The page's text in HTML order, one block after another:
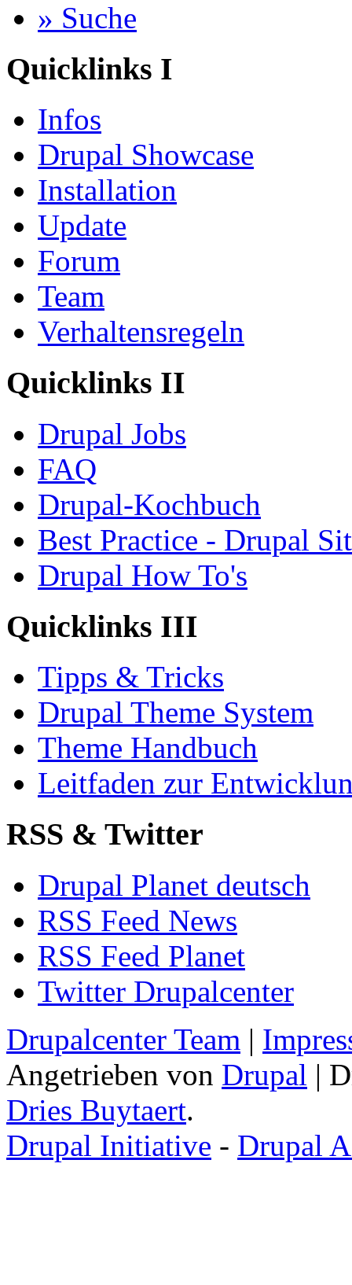
» Suche
Quicklinks I
Infos
Drupal Showcase
Installation
Update
Forum
Team
Verhaltensregeln
Quicklinks II
Drupal Jobs
FAQ
Drupal-Kochbuch
Best Practice - Drupal
Drupal How To's
Quicklinks III
Tipps & Tricks
Drupal Theme System
Theme Handbuch
Leitfaden zur
RSS & Twitter
Drupal Planet deutsch
RSS Feed News
RSS Feed Planet
Twitter Drupalcenter
Drupalcenter Team |
Angetrieben von Drupal |
Dries Buytaert.
Drupal Initiative - Drupal